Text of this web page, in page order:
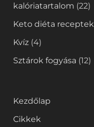
kalóriatartalom (22)
Keto diéta receptek
Kvíz (4)
Sztárok fogyása (12)
Kezdőlap
Cikkek